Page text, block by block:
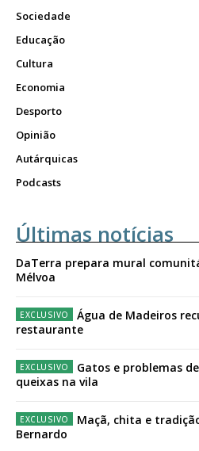
Sociedade
Educação
Cultura
Economia
Desporto
Opinião
Autárquicas
Podcasts
Últimas notícias
DaTerra prepara mural
Mélvoa
Água de Madeiros
restaurante
Gatos e problemas
queixas na vila
Maçã, chita e
Bernardo